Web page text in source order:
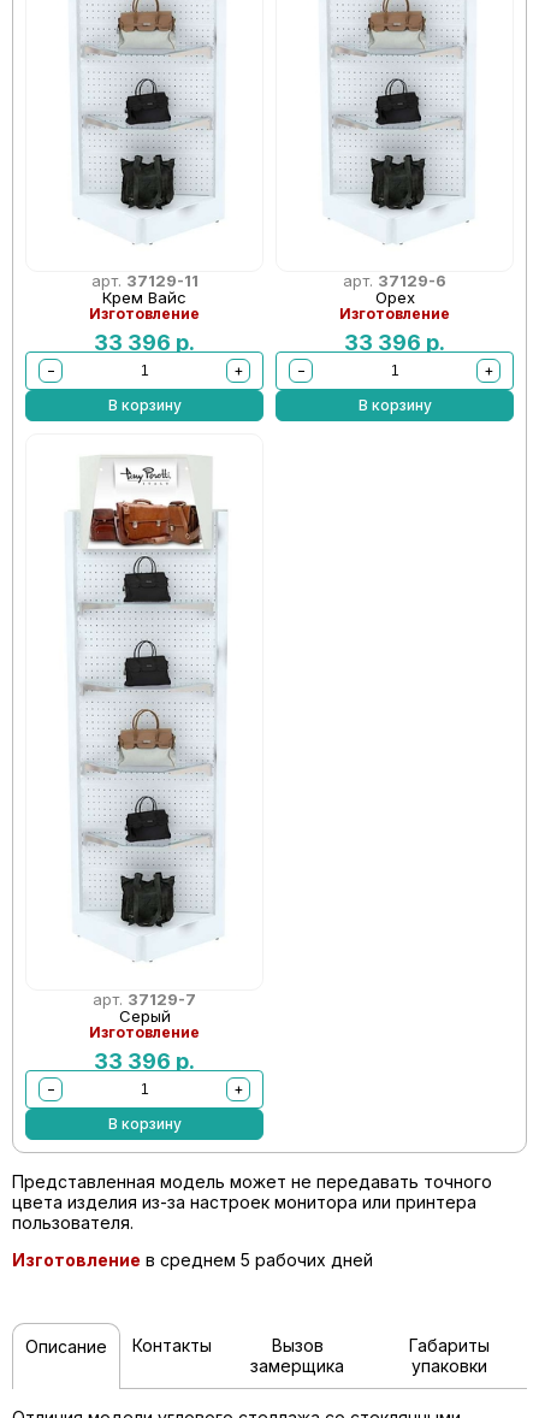
арт. 37129-11
Крем Вайс
Изготовление
33 396 р.
−
+
В корзину
арт. 37129-6
Орех
Изготовление
33 396 р.
−
+
В корзину
арт. 37129-7
Серый
Изготовление
33 396 р.
−
+
В корзину
Представленная модель может не передавать точного
цвета изделия из-за настроек монитора или принтера
пользователя.
Изготовление в среднем 5 рабочих дней
Описание Контакты
Вызов
замерщика
Габариты
упаковки